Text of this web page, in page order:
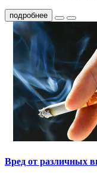
подробнее
Вред от различных